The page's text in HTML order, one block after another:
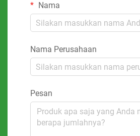
Nama
Nama Perusahaan
Pesan